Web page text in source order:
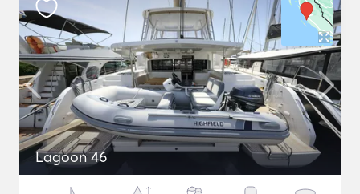
Lagoon 46